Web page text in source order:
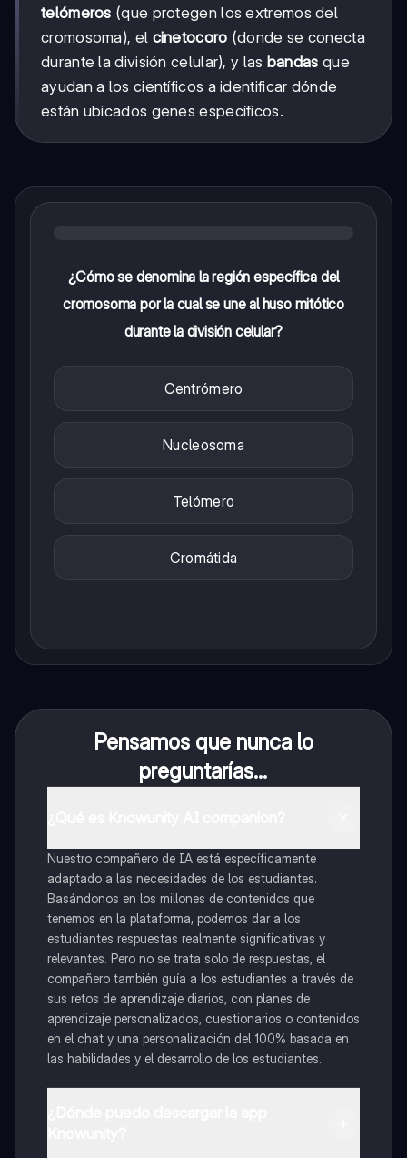
telómeros (que protegen los extremos del
cromosoma), el cinetocoro (donde se conecta
durante la división celular), y las bandas que
ayudan a los científicos a identificar dónde
están ubicados genes específicos.
¿Cómo se denomina la región específica del
cromosoma por la cual se une al huso mitótico
durante la división celular?
Centrómero
Nucleosoma
Telómero
Cromátida
Pensamos que nunca lo
preguntarías...
Nuestro compañero de IA está específicamente
adaptado a las necesidades de los estudiantes.
Basándonos en los millones de contenidos que
tenemos en la plataforma, podemos dar a los
estudiantes respuestas realmente significativas y
relevantes. Pero no se trata solo de respuestas, el
compañero también guía a los estudiantes a través de
sus retos de aprendizaje diarios, con planes de
aprendizaje personalizados, cuestionarios o contenidos
en el chat y una personalización del 100% basada en
las habilidades y el desarrollo de los estudiantes.